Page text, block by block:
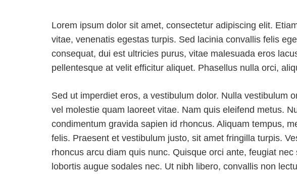
Lorem ipsum dolor sit amet, consectetur adipiscing elit.
vitae, venenatis egestas turpis. Sed lacinia convallis felis
consequat, dui est ultricies purus, vitae malesuada eros
pellentesque at velit efficitur aliquet. Phasellus nulla orci,
Sed ut imperdiet eros, a vestibulum dolor. Nulla vestibulum
vel molestie quam laoreet vitae. Nam quis eleifend metus.
condimentum gravida sapien id rhoncus. Aliquam tempus,
felis. Praesent et vestibulum justo, sit amet fringilla turpis.
rhoncus arcu diam quis nunc. Quisque orci ante, feugiat
lobortis augue sodales nec. Ut nibh libero, convallis non